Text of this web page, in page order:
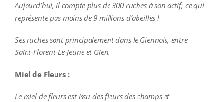
Aujourd’hui, il compte plus de 300 ruches à son actif, ce qui
représente pas moins de 9 millions d’abeilles !
Ses ruches sont principalement dans le Giennois, entre
Saint-Florent-Le-Jeune et Gien.
Miel de Fleurs :
Le miel de fleurs est issu des fleurs des champs et